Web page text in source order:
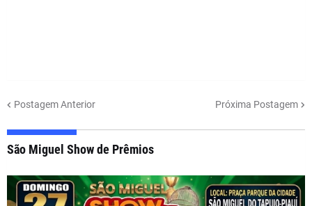
Postagem Anterior Próxima Postagem
São Miguel Show de Prêmios